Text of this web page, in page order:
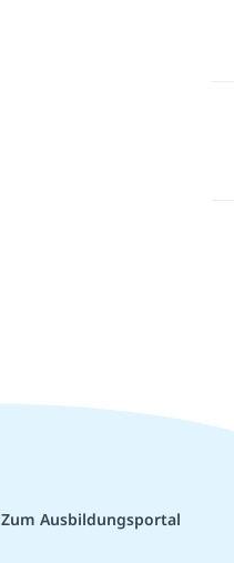
Zum Ausbildungsportal